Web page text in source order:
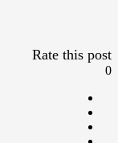
Rate this post
0